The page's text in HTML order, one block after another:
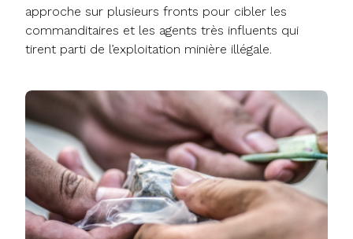
approche sur plusieurs fronts pour cibler les
commanditaires et les agents très influents qui
tirent parti de l’exploitation minière illégale.